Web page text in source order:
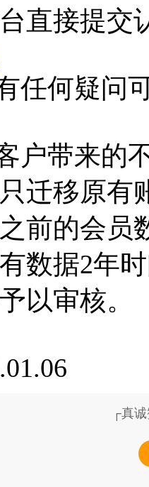
直接提交
任何疑问
户带来的
迁移原有
前的会员
数据2年
以审核。
┌真